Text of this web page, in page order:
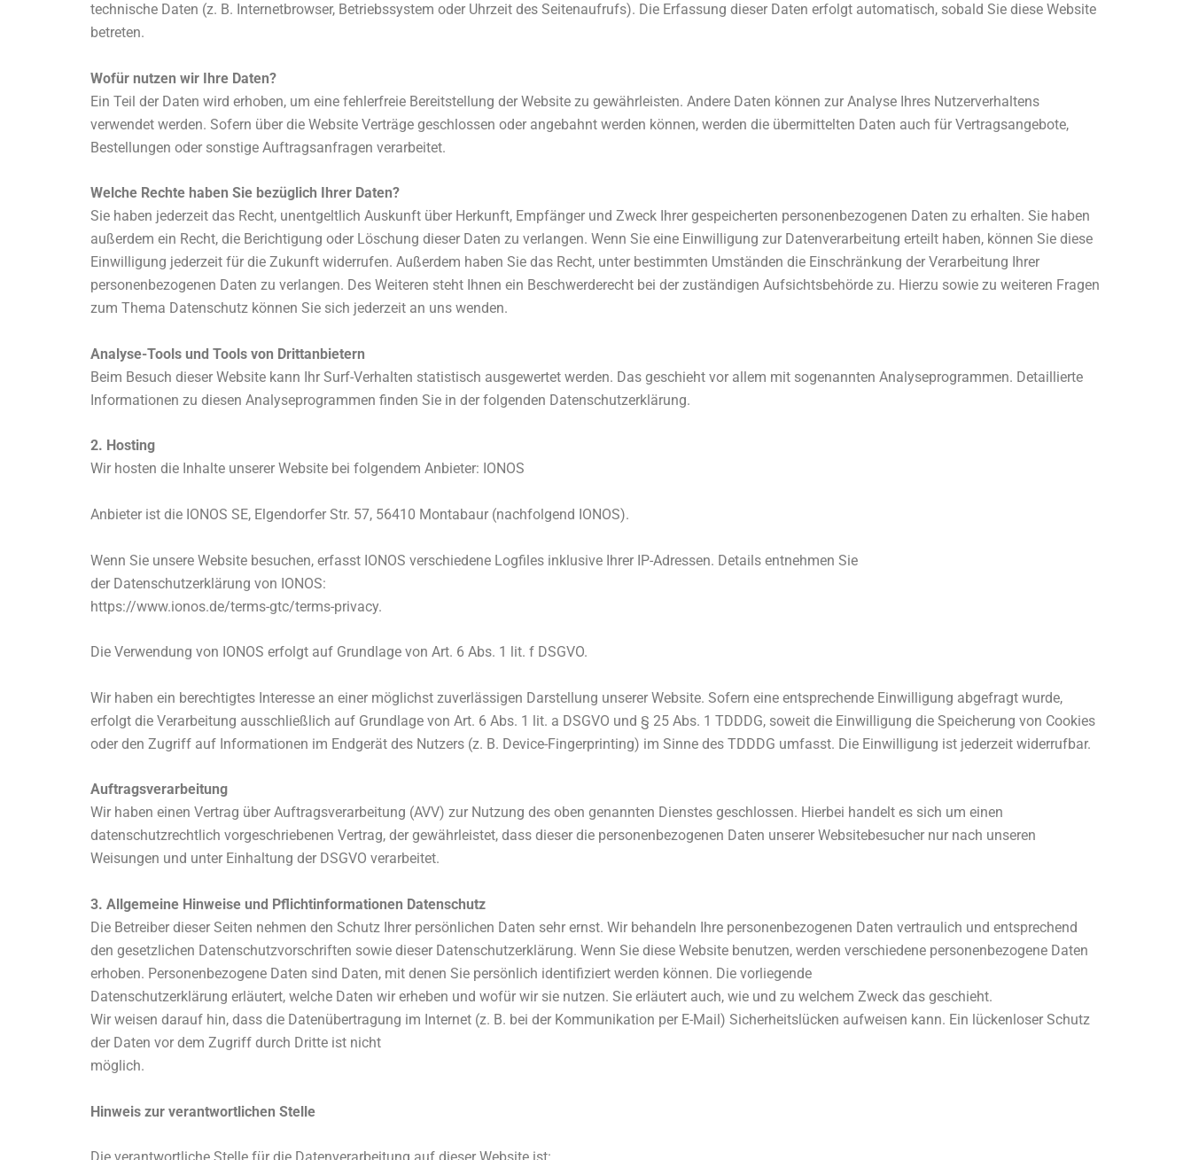
technische Daten (z. B. Internetbrowser, Betriebssystem oder Uhrzeit des Seitenaufrufs). Die Erfassung dieser Daten erfolgt automatisch, sobald Sie diese Website
betreten.
Wofür nutzen wir Ihre Daten?
Ein Teil der Daten wird erhoben, um eine fehlerfreie Bereitstellung der Website zu gewährleisten. Andere Daten können zur Analyse Ihres Nutzerverhaltens
verwendet werden. Sofern über die Website Verträge geschlossen oder angebahnt werden können, werden die übermittelten Daten auch für Vertragsangebote,
Bestellungen oder sonstige Auftragsanfragen verarbeitet.
Welche Rechte haben Sie bezüglich Ihrer Daten?
Sie haben jederzeit das Recht, unentgeltlich Auskunft über Herkunft, Empfänger und Zweck Ihrer gespeicherten personenbezogenen Daten zu erhalten. Sie haben
außerdem ein Recht, die Berichtigung oder Löschung dieser Daten zu verlangen. Wenn Sie eine Einwilligung zur Datenverarbeitung erteilt haben, können Sie diese
Einwilligung jederzeit für die Zukunft widerrufen. Außerdem haben Sie das Recht, unter bestimmten Umständen die Einschränkung der Verarbeitung Ihrer
personenbezogenen Daten zu verlangen. Des Weiteren steht Ihnen ein Beschwerderecht bei der zuständigen Aufsichtsbehörde zu. Hierzu sowie zu weiteren Fragen
zum Thema Datenschutz können Sie sich jederzeit an uns wenden.
Analyse-Tools und Tools von Drittanbietern
Beim Besuch dieser Website kann Ihr Surf-Verhalten statistisch ausgewertet werden. Das geschieht vor allem mit sogenannten Analyseprogrammen. Detaillierte
Informationen zu diesen Analyseprogrammen finden Sie in der folgenden Datenschutzerklärung.
2. Hosting
Wir hosten die Inhalte unserer Website bei folgendem Anbieter: IONOS
Anbieter ist die IONOS SE, Elgendorfer Str. 57, 56410 Montabaur (nachfolgend IONOS).
Wenn Sie unsere Website besuchen, erfasst IONOS verschiedene Logfiles inklusive Ihrer IP-Adressen. Details entnehmen Sie
der Datenschutzerklärung von IONOS:
https://www.ionos.de/terms-gtc/terms-privacy.
Die Verwendung von IONOS erfolgt auf Grundlage von Art. 6 Abs. 1 lit. f DSGVO.
Wir haben ein berechtigtes Interesse an einer möglichst zuverlässigen Darstellung unserer Website. Sofern eine entsprechende Einwilligung abgefragt wurde,
erfolgt die Verarbeitung ausschließlich auf Grundlage von Art. 6 Abs. 1 lit. a DSGVO und § 25 Abs. 1 TDDDG, soweit die Einwilligung die Speicherung von Cookies
oder den Zugriff auf Informationen im Endgerät des Nutzers (z. B. Device-Fingerprinting) im Sinne des TDDDG umfasst. Die Einwilligung ist jederzeit widerrufbar.
Auftragsverarbeitung
Wir haben einen Vertrag über Auftragsverarbeitung (AVV) zur Nutzung des oben genannten Dienstes geschlossen. Hierbei handelt es sich um einen
datenschutzrechtlich vorgeschriebenen Vertrag, der gewährleistet, dass dieser die personenbezogenen Daten unserer Websitebesucher nur nach unseren
Weisungen und unter Einhaltung der DSGVO verarbeitet.
3. Allgemeine Hinweise und Pflichtinformationen Datenschutz
Die Betreiber dieser Seiten nehmen den Schutz Ihrer persönlichen Daten sehr ernst. Wir behandeln Ihre personenbezogenen Daten vertraulich und entsprechend
den gesetzlichen Datenschutzvorschriften sowie dieser Datenschutzerklärung. Wenn Sie diese Website benutzen, werden verschiedene personenbezogene Daten
erhoben. Personenbezogene Daten sind Daten, mit denen Sie persönlich identifiziert werden können. Die vorliegende
Datenschutzerklärung erläutert, welche Daten wir erheben und wofür wir sie nutzen. Sie erläutert auch, wie und zu welchem Zweck das geschieht.
Wir weisen darauf hin, dass die Datenübertragung im Internet (z. B. bei der Kommunikation per E-Mail) Sicherheitslücken aufweisen kann. Ein lückenloser Schutz
der Daten vor dem Zugriff durch Dritte ist nicht
möglich.
Hinweis zur verantwortlichen Stelle